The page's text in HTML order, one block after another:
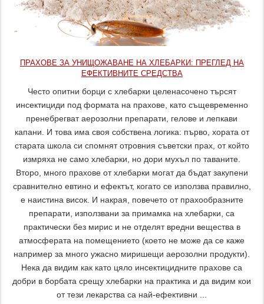
ПРАХОВЕ ЗА УНИЩОЖАВАНЕ НА ХЛЕБАРКИ: ПРЕГЛЕД НА
ЕФЕКТИВНИТЕ СРЕДСТВА
Често опитни борци с хлебарки целенасочено търсят
инсектициди под формата на прахове, като същевременно
пренебрегват аерозолни препарати, гелове и лепкави
капани. И това има своя собствена логика: първо, хората от
старата школа си спомнят отровния съветски прах, от който
измряха не само хлебарки, но дори мухъл по таваните.
Второ, много прахове от хлебарки могат да бъдат закупени
сравнително евтино и ефектът, когато се използва правилно,
е наистина висок. И накрая, повечето от прахообразните
препарати, използвани за примамка на хлебарки, са
практически без мирис и не отделят вредни вещества в
атмосферата на помещението (което не може да се каже
например за много ужасно миришещи аерозолни продукти).
Нека да видим как като цяло инсектицидните прахове са
добри в борбата срещу хлебарки на практика и да видим кои
от тези лекарства са най-ефективни ...